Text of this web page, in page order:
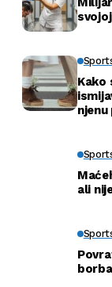
Kako
ali